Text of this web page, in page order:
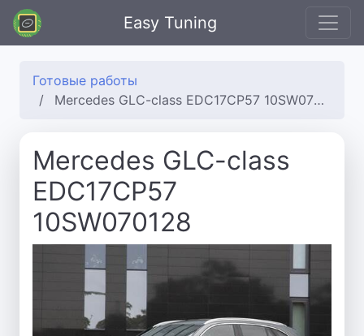
Easy Tuning
Готовые работы
Mercedes GLC-class EDC17CP57 10SW070128
Mercedes GLC-class
EDC17CP57
10SW070128